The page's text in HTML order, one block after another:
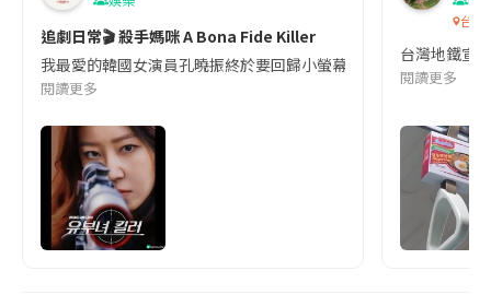
追劇日常🎬 殺手媽咪 A Bona Fide Killer
我最愛的韓國女演員孔曉振終於要回歸小螢幕啦!這次的劇本改編
閱讀更多
台灣
台灣地鐵宣
閱讀更多